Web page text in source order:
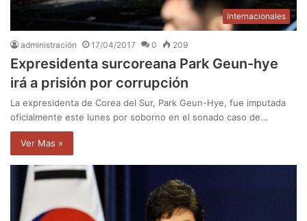
Internacionales
administración 17/04/2017 0 209
Expresidenta surcoreana Park Geun-hye
irá a prisión por corrupción
La expresidenta de Corea del Sur, Park Geun-Hye, fue imputada
oficialmente este lunes por soborno en el sonado caso de…
Ver Mas »